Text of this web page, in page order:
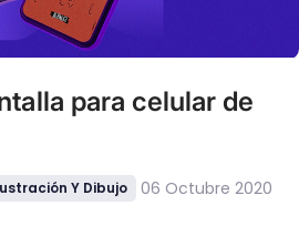
para celular de
Y Dibujo 06 Octubre 2020